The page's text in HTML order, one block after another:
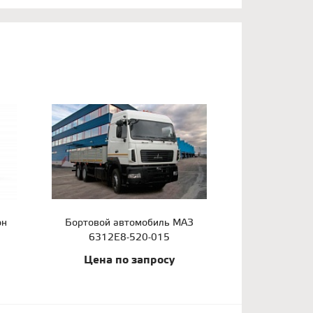
Бортовой автомобиль МАЗ
6312Е8-520-015
Цена по запросу